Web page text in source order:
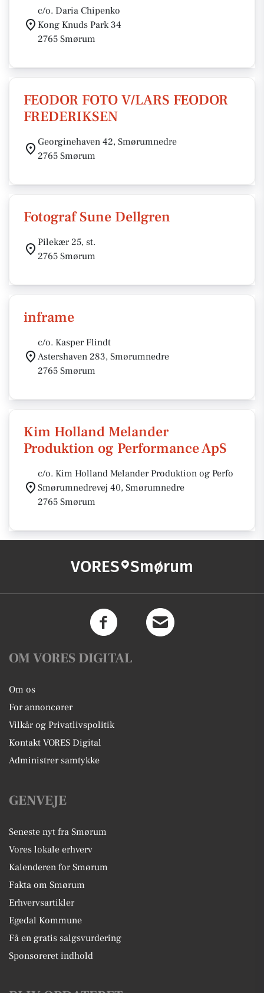
c/o. Daria Chipenko
Kong Knuds Park 34
2765 Smørum
FEODOR FOTO V/LARS FEODOR
FREDERIKSEN
Georginehaven 42, Smørumnedre
2765 Smørum
Fotograf Sune Dellgren
Pilekær 25, st.
2765 Smørum
inframe
c/o. Kasper Flindt
Astershaven 283, Smørumnedre
2765 Smørum
Kim Holland Melander
Produktion og Performance ApS
c/o. Kim Holland Melander Produktion og Perfo
Smørumnedrevej 40, Smørumnedre
2765 Smørum
VORES Smørum
OM VORES DIGITAL
Om os
For annoncører
Vilkår og Privatlivspolitik
Kontakt VORES Digital
Administrer samtykke
GENVEJE
Seneste nyt fra Smørum
Vores lokale erhverv
Kalenderen for Smørum
Fakta om Smørum
Erhvervsartikler
Egedal Kommune
Få en gratis salgsvurdering
Sponsoreret indhold